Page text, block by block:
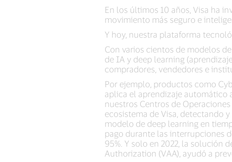
En los últimos 10 años, Visa ha
movimiento más seguro e
Y hoy, nuestra plataforma
Con varios cientos de modelos
de IA y deep learning
compradores, vendedores e
Por ejemplo, productos como
aplica el aprendizaje automático
nuestros Centros de
ecosistema de Visa, detectando
modelo de deep learning en
pago durante las interrupciones
95%. Y solo en 2022, la solución
Authorization (VAA), ayudó a